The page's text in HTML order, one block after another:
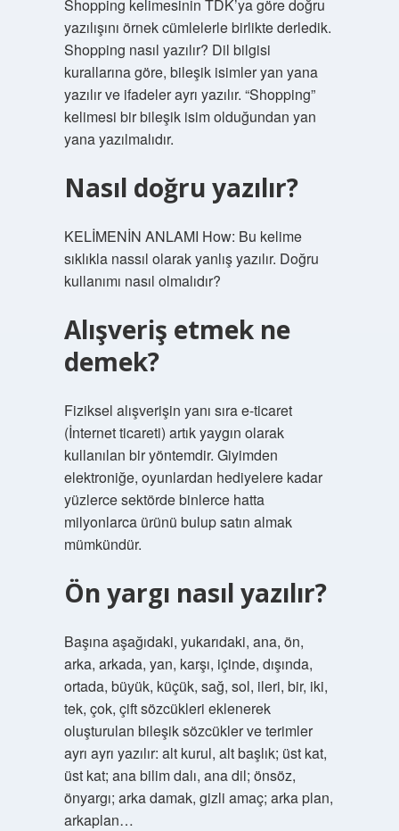
Shopping kelimesinin TDK’ya göre doğru
yazılışını örnek cümlelerle birlikte derledik.
Shopping nasıl yazılır? Dil bilgisi
kurallarına göre, bileşik isimler yan yana
yazılır ve ifadeler ayrı yazılır. “Shopping”
kelimesi bir bileşik isim olduğundan yan
yana yazılmalıdır.
Nasıl doğru yazılır?
KELİMENİN ANLAMI How: Bu kelime
sıklıkla nassıl olarak yanlış yazılır. Doğru
kullanımı nasıl olmalıdır?
Alışveriş etmek ne
demek?
Fiziksel alışverişin yanı sıra e-ticaret
(İnternet ticareti) artık yaygın olarak
kullanılan bir yöntemdir. Giyimden
elektroniğe, oyunlardan hediyelere kadar
yüzlerce sektörde binlerce hatta
milyonlarca ürünü bulup satın almak
mümkündür.
Ön yargı nasıl yazılır?
Başına aşağıdaki, yukarıdaki, ana, ön,
arka, arkada, yan, karşı, içinde, dışında,
ortada, büyük, küçük, sağ, sol, ileri, bir, iki,
tek, çok, çift sözcükleri eklenerek
oluşturulan bileşik sözcükler ve terimler
ayrı ayrı yazılır: alt kurul, alt başlık; üst kat,
üst kat; ana bilim dalı, ana dil; önsöz,
önyargı; arka damak, gizli amaç; arka plan,
arkaplan…